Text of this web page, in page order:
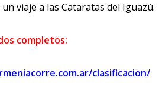
viaje a las Cataratas del Iguazú.
completos:
clasificacion/